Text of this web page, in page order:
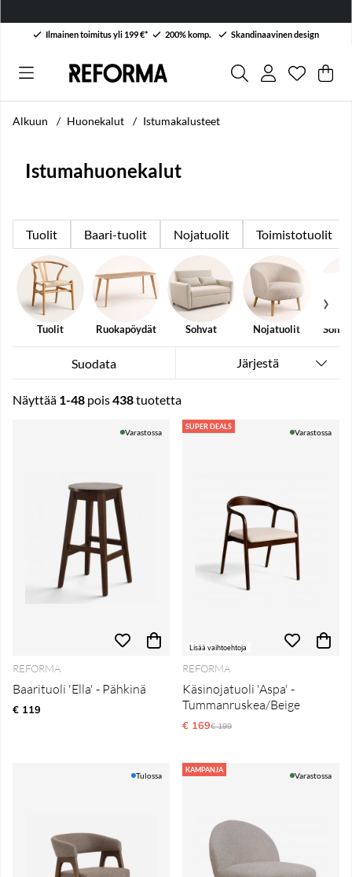
Ilmainen toimitus yli 199 €* 200% komp. Skandinaavinen design
Toivelista
. .
Alkuun Huonekalut Istumakalusteet
Istumahuonekalut
Tuolit Baari-tuolit Nojatuolit Toimistotuolit
Tuolit Ruokapöydät Sohvat Nojatuolit
Suodata Järjestä
Näyttää 1-48 pois438tuotetta
Varastossa
REFORMA
Baarituoli 'Ella' - Pähkinä
€ 119
SUPER DEALS
Lisää vaihtoehtoja
Varastossa
REFORMA
Käsinojatuoli 'Aspa' -
Tummanruskea/Beige
€ 169Normaali hinta
€ 199
Tulossa
KAMPANJA
Varastossa